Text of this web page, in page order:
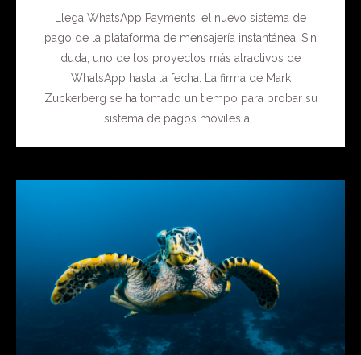
Llega WhatsApp Payments, el nuevo sistema de
pago de la plataforma de mensajería instantánea. Sin
duda, uno de los proyectos más atractivos de
WhatsApp hasta la fecha. La firma de Mark
Zuckerberg se ha tomado un tiempo para probar su
sistema de pagos móviles a...